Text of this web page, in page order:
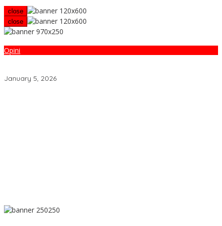
close
close
Opini
January 5, 2026